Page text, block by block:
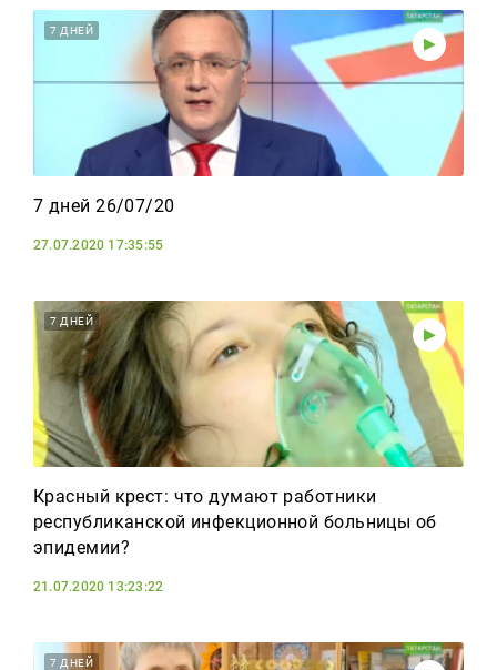
7 ДНЕЙ
7 дней 26/07/20
27.07.2020 17:35:55
7 ДНЕЙ
Красный крест: что думают работники
республиканской инфекционной больницы об
эпидемии?
21.07.2020 13:23:22
7 ДНЕЙ